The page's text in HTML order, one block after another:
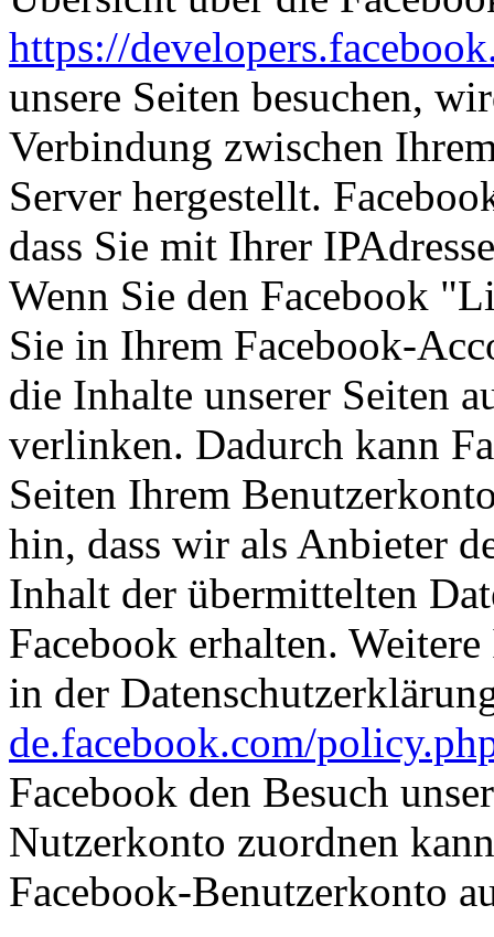
https://
unsere Seiten besuchen,
Verbindung zwischen
Server hergestellt.
dass Sie mit Ihrer
Wenn Sie den Facebook
Sie in Ihrem Facebook-
die Inhalte unserer Seiten
verlinken. Dadurch kann
Seiten Ihrem
hin, dass wir als Anbieter
Inhalt der übermittelten
Facebook erhalten.
in der
de.facebook.com/
Facebook den Besuch
Nutzerkonto zuordnen
Facebook-Benutzerkonto